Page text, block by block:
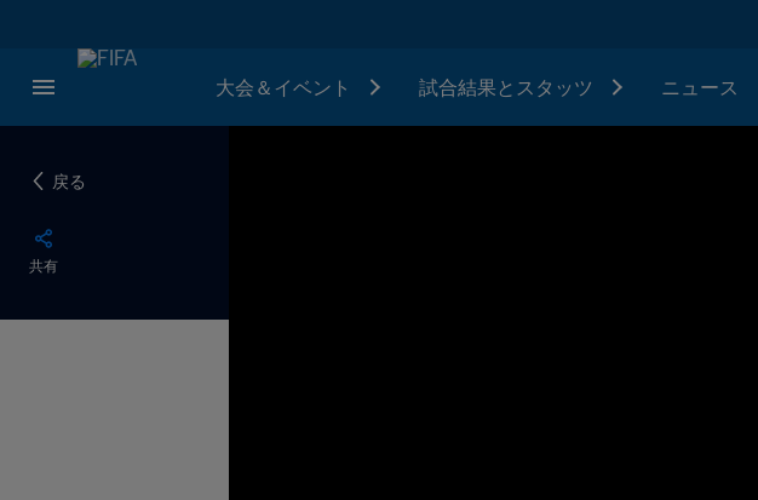
大会＆イベント 試合結果とスタッツ ニュース
戻る
共有